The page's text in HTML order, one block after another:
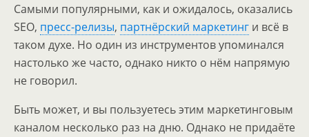
Самыми популярными, как и ожидалось, оказались
SEO, пресс-релизы, партнёрский маркетинг и всё в
таком духе. Но один из инструментов упоминался
настолько же часто, однако никто о нём напрямую
не говорил.
Быть может, и вы пользуетесь этим маркетинговым
каналом несколько раз на дню. Однако не придаёте